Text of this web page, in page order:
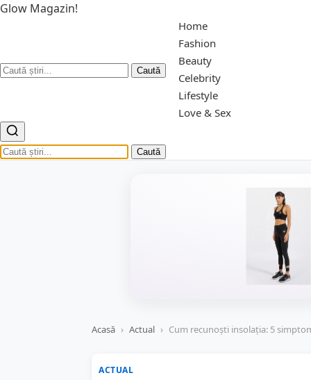
Glow Magazin!
Caută
Home
Fashion
Beauty
Celebrity
Lifestyle
Love & Sex
Caută
Acasă › Actual › Cum recunoști insolația: 5
ACTUAL